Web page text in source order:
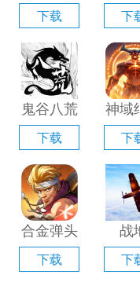
手游电脑
版「含模
拟器」
下载
语2
版「
拟
下
鬼谷八荒
手游电脑
版「含模
拟器」
下载
神域
电
「含
器
下
合金弹头
觉醒电脑
版「含模
下载
战
脑版
下